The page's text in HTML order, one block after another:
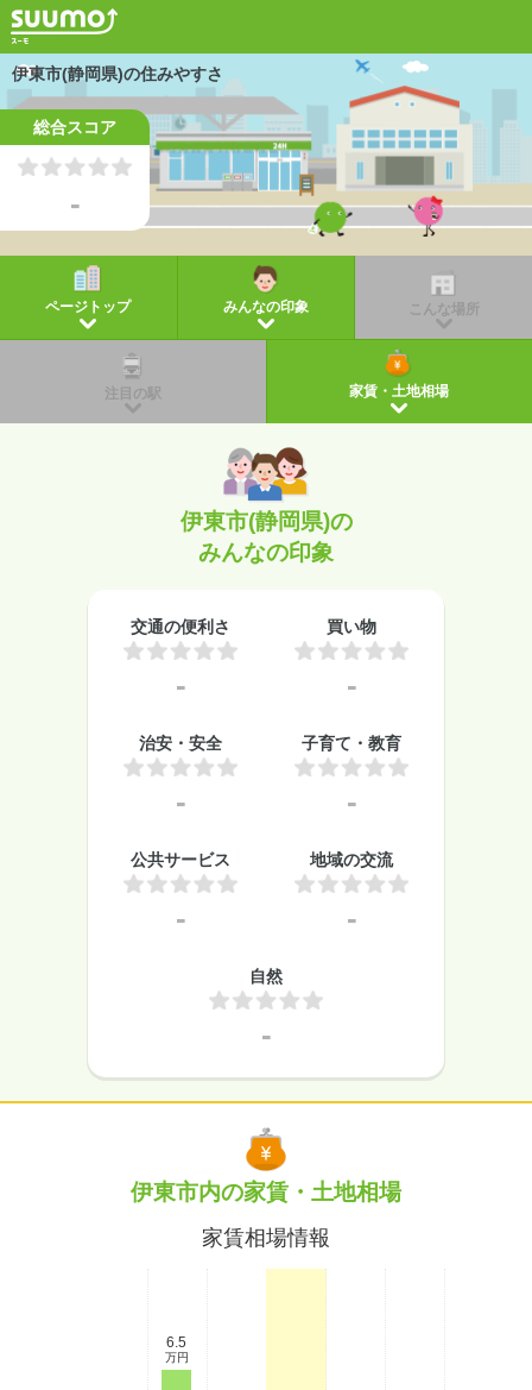
伊東市(静岡県)の住みやすさ
ページトップ みんなの印象 こんな場所
注目の駅 家賃・土地相場
総合スコア
-
伊東市(静岡県)の
みんなの印象
交通の便利さ
-
買い物
-
治安・安全
-
子育て・教育
-
公共サービス
-
地域の交流
-
自然
-
伊東市内の家賃・土地相場
家賃相場情報
6.5
万円